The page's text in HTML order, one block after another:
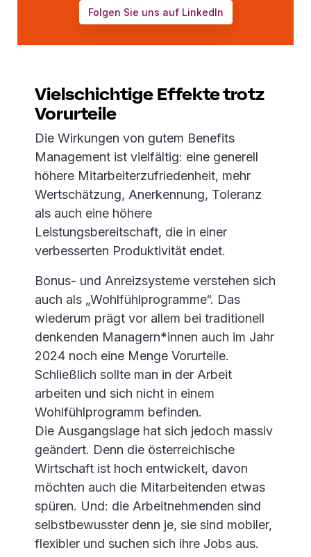
Folgen Sie uns auf LinkedIn
Vielschichtige Effekte trotz
Vorurteile
Die Wirkungen von gutem Benefits
Management ist vielfältig: eine generell
höhere Mitarbeiterzufriedenheit, mehr
Wertschätzung, Anerkennung, Toleranz
als auch eine höhere
Leistungsbereitschaft, die in einer
verbesserten Produktivität endet.
Bonus- und Anreizsysteme verstehen sich
auch als „Wohlfühlprogramme“. Das
wiederum prägt vor allem bei traditionell
denkenden Managern*innen auch im Jahr
2024 noch eine Menge Vorurteile.
Schließlich sollte man in der Arbeit
arbeiten und sich nicht in einem
Wohlfühlprogramm befinden.
Die Ausgangslage hat sich jedoch massiv
geändert. Denn die österreichische
Wirtschaft ist hoch entwickelt, davon
möchten auch die Mitarbeitenden etwas
spüren. Und: die Arbeitnehmenden sind
selbstbewusster denn je, sie sind mobiler,
flexibler und suchen sich ihre Jobs aus.